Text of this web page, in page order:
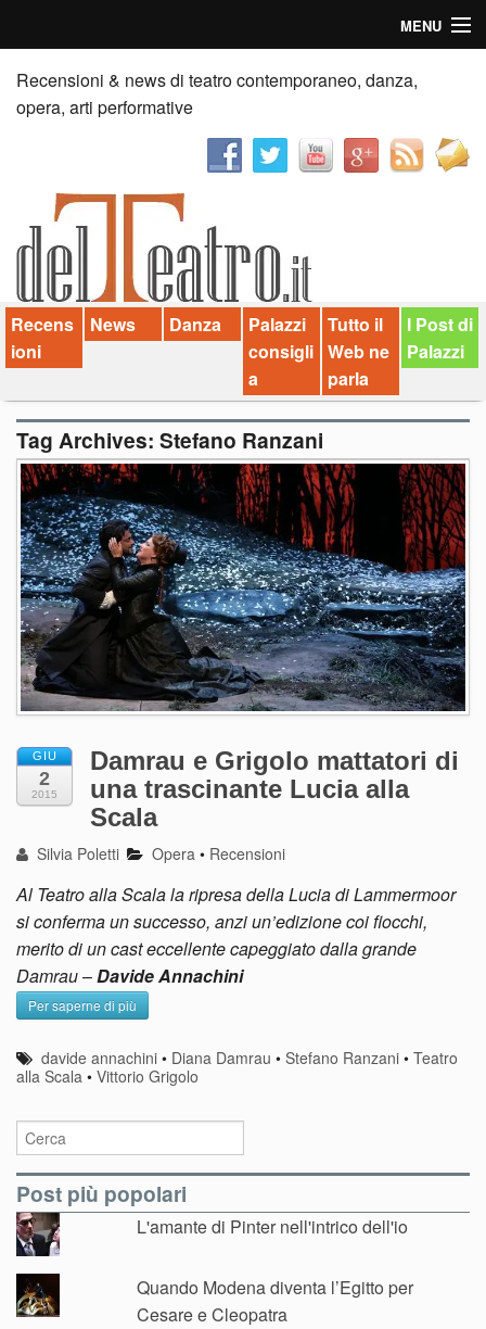
MENU
Home
Recensioni
News
Palazzi consiglia
Video
Chi siamo
Contatti
dT in English
Recensioni & news di teatro contemporaneo, danza,
opera, arti performative
Recens
ioni
News Danza
Palazzi
consigli
a
Tutto il
Web ne
parla
I Post di
Palazzi
Tag Archives: Stefano Ranzani
GIU
2
2015
Damrau e Grigolo mattatori di
una trascinante Lucia alla
Scala
Silvia Poletti Opera • Recensioni
Al Teatro alla Scala la ripresa della Lucia di Lammermoor
si conferma un successo, anzi un’edizione coi fiocchi,
merito di un cast eccellente capeggiato dalla grande
Damrau–Davide Annachini
Per saperne di più
davide annachini • Diana Damrau •Stefano Ranzani •Teatro
alla Scala • Vittorio Grigolo
Post più popolari
L'amante di Pinter nell'intrico dell'io
Quando Modena diventa l’Egitto per
Cesare e Cleopatra